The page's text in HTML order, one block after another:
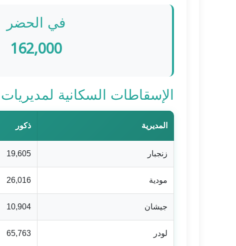
في الحضر
162,000
الإسقاطات السكانية لمديريات
المديرية ذكور
زنجبار 19,605
مودية 26,016
جيشان 10,904
لودر 65,763